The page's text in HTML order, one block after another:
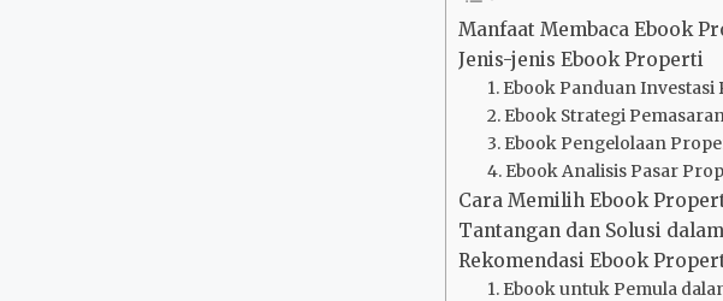
Manfaat Membaca Ebook
Jenis-jenis Ebook Properti
1. Ebook Panduan
2. Ebook Strategi
3. Ebook Pengelolaan
4. Ebook Analisis Pasar
Cara Memilih Ebook
Tantangan dan Solusi
Rekomendasi Ebook
1. Ebook untuk Pemula